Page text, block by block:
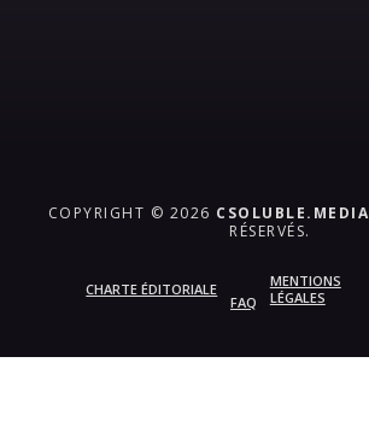
COPYRIGHT © 2026 CSOLUBLE.MEDIA
RÉSERVÉS.
CHARTE ÉDITORIALE
FAQ
MENTIONS
LÉGALES